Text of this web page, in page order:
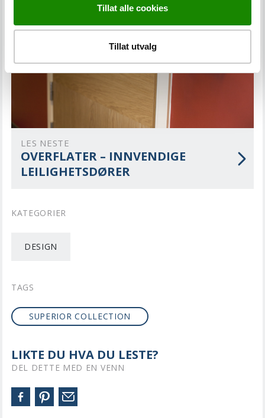
Tillat alle cookies
Tillat utvalg
LES NESTE
OVERFLATER – INNVENDIGE
LEILIGHETSDØRER
KATEGORIER
DESIGN
TAGS
SUPERIOR COLLECTION
LIKTE DU HVA DU LESTE?
DEL DETTE MED EN VENN